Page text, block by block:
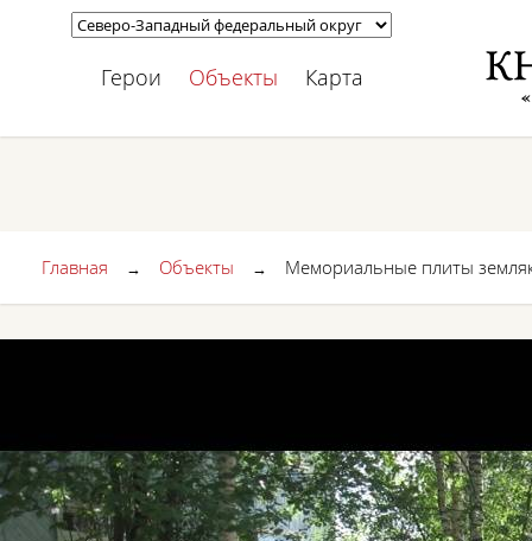
Герои Объекты Карта
Главная → Объекты → Мемориальные плиты